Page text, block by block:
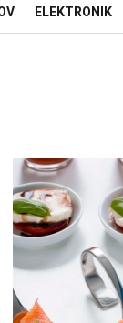
ELEKTRONIK